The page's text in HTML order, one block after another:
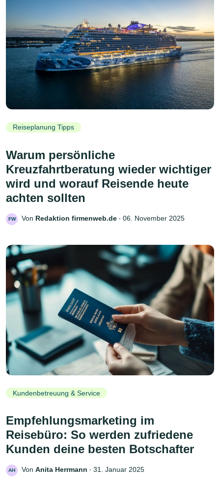
Reiseplanung Tipps
Warum persönliche
Kreuzfahrtberatung wieder wichtiger
wird und worauf Reisende heute
achten sollten
FW Von Redaktion firmenweb.de ‧ 06. November 2025
Kundenbetreuung & Service
Empfehlungsmarketing im
Reisebüro: So werden zufriedene
Kunden deine besten Botschafter
AH Von Anita Herrmann ‧ 31. Januar 2025